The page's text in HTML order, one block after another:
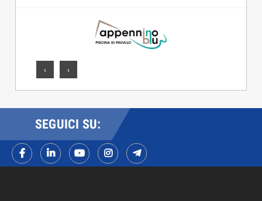
‹ ›
SEGUICI SU: